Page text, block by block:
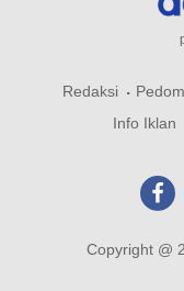
Redaksi
Info Iklan
Copyright @